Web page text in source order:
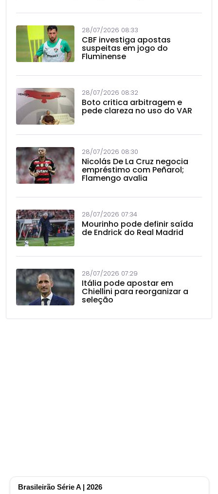
28/07/2026 08:33
CBF investiga apostas
suspeitas em jogo do
Fluminense
28/07/2026 08:32
Boto critica arbitragem e
pede clareza no uso do VAR
28/07/2026 08:30
Nicolás De La Cruz negocia
empréstimo com Peñarol;
Flamengo avalia
28/07/2026 07:34
Mourinho pode definir saída
de Endrick do Real Madrid
28/07/2026 07:29
Itália pode apostar em
Chiellini para reorganizar a
seleção